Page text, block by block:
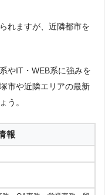
れますが、近隣都市を
やIT・WEB系に強みを
市や近隣エリアの最新
う。
報